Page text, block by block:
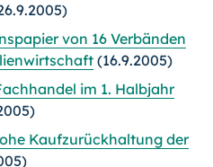
von 16 Verbänden
(16.9.2005)
im 1. Halbjahr
Kaufzurückhaltung der